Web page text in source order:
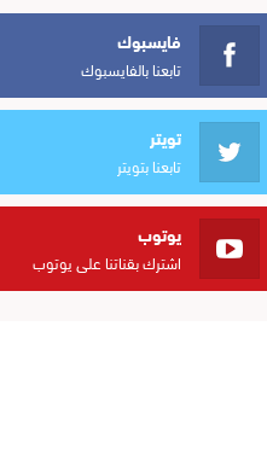
فايسبوك
تابعنا بالفايسبوك
تويتر
تابعنا بتويتر
يوتوب
اشترك بقناتنا على يوتوب